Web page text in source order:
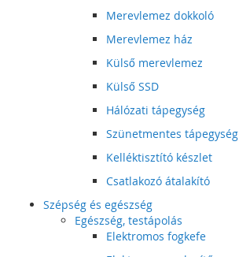
Merevlemez dokkoló
Merevlemez ház
Külső merevlemez
Külső SSD
Hálózati tápegység
Szünetmentes tápegység
Kelléktisztító készlet
Csatlakozó átalakító
Szépség és egészség
Egészség, testápolás
Elektromos fogkefe